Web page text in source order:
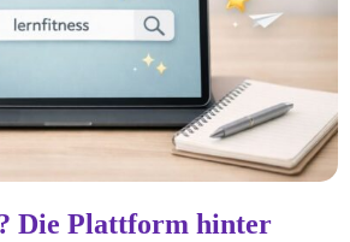
Die Plattform hinter